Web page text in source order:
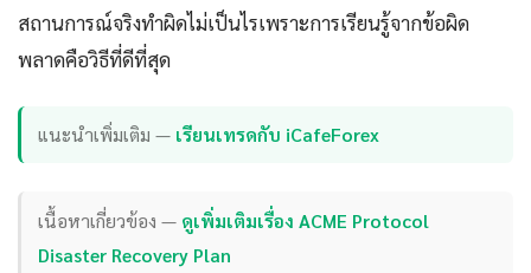
สถานการณ์จริงทำผิดไม่เป็นไรเพราะการเรียนรู้จากข้อผิด
พลาดคือวิธีที่ดีที่สุด
แนะนำเพิ่มเติม — เรียนเทรดกับ iCafeForex
เนื้อหาเกี่ยวข้อง — ดูเพิ่มเติมเรื่อง ACME Protocol
Disaster Recovery Plan